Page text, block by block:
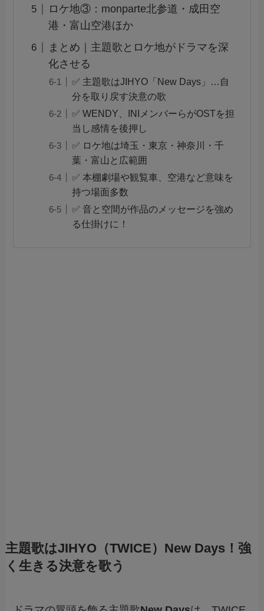
ロケ地③：monparte北参道・成田空
港・富山空港ほか
まとめ｜主題歌とロケ地がドラマを深
化させる
✅ 主題歌はJIHYO「New Days」…自
分を取り戻す決意の歌
✅ WENDY、INIメンバーらがOSTを担
当し感情を後押し
✅ ロケ地は埼玉・東京・神奈川・千
葉・富山と広範囲
✅ 本棚劇場や観覧車、空港など意味を
持つ場面多数
✅ 音と空間が作品のメッセージを強め
る仕掛けに！
主題歌はJIHYO（TWICE）New Days！強
く生きる決意を歌う